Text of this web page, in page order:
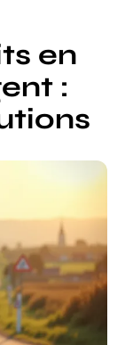
en
: